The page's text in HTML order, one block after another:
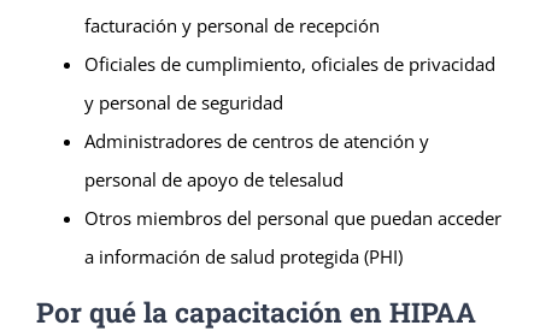
facturación y personal de recepción
Oficiales de cumplimiento, oficiales de privacidad
y personal de seguridad
Administradores de centros de atención y
personal de apoyo de telesalud
Otros miembros del personal que puedan acceder
a información de salud protegida (PHI)
Por qué la capacitación en HIPAA